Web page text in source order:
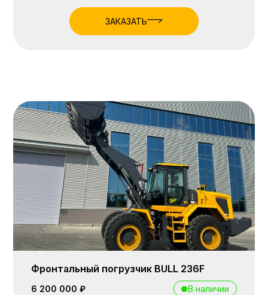
ЗАКАЗАТЬ
Фронтальный погрузчик BULL 236F
6 200 000 ₽ В наличии